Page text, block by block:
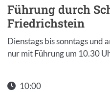
Führung durch
Friedrichstein
Dienstags bis sonntags und
nur mit Führung um 10.30
10:00